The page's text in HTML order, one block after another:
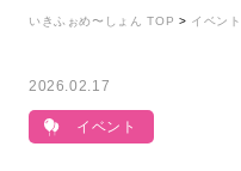
いきふぉめ〜しょん TOP > イベント
2026.02.17
イベント